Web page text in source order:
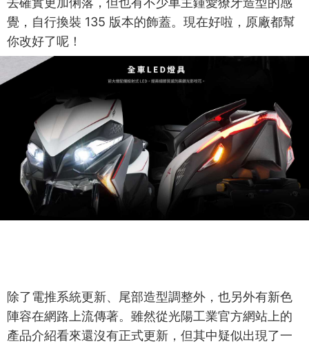
覺，自行換裝 135 版本的飾蓋。現在好啦，原廠都幫
你改好了呢！
除了電推系統更新、尾部造型調整外，也另外有新色
陣容在網路上流傳著。雖然從光陽工業官方網站上的
產品介紹看來還沒有正式更新，但其中疑似出現了一